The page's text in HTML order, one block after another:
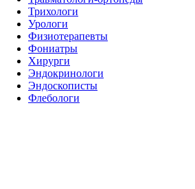
Трихологи
Урологи
Физиотерапевты
Фониатры
Хирурги
Эндокринологи
Эндоскописты
Флебологи